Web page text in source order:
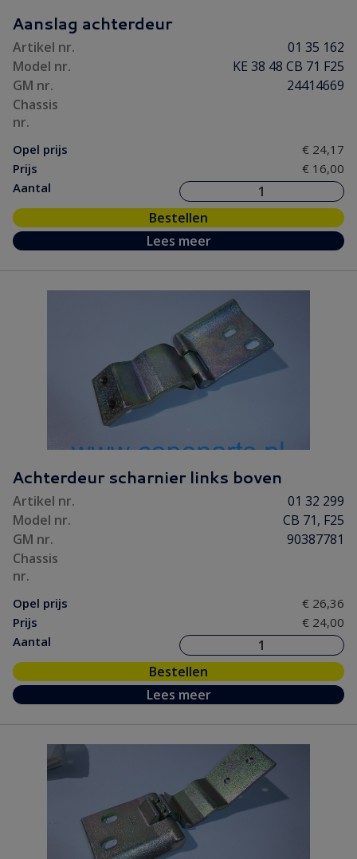
Ontsteking(2)
Versnelling/ Aandrijving
Ruiten/ Rubbers
Aanslag achterdeur
Artikel nr.
01 35 162
Model nr.
KE 38 48 CB 71 F25
GM nr.
24414669
Chassis
nr.
Opel prijs
€ 24,17
Prijs
€ 16,00
Aantal
Bestellen
Lees meer
Achterdeur scharnier links boven
Artikel nr.
01 32 299
Model nr.
CB 71, F25
GM nr.
90387781
Chassis
nr.
Opel prijs
€ 26,36
Prijs
€ 24,00
Aantal
Bestellen
Lees meer